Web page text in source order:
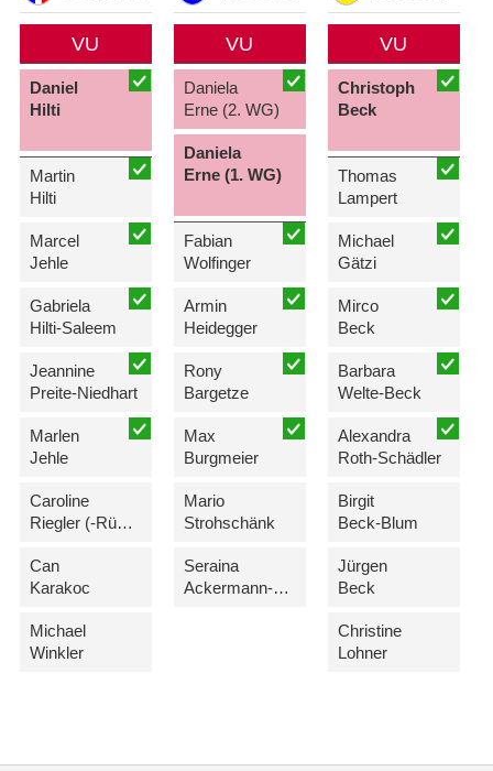
VU
Daniel
Hilti
Martin
Hilti
Marcel
Jehle
Gabriela
Hilti-Saleem
Jeannine
Preite-Niedhart
Marlen
Jehle
Caroline
Riegler (-Rüdisser)
Can
Karakoc
Michael
Winkler
VU
Daniela
Erne (2. WG)
Daniela
Erne (1. WG)
Fabian
Wolfinger
Armin
Heidegger
Rony
Bargetze
Max
Burgmeier
Mario
Strohschänk
Seraina
Ackermann-Forstinger
VU
Christoph
Beck
Thomas
Lampert
Michael
Gätzi
Mirco
Beck
Barbara
Welte-Beck
Alexandra
Roth-Schädler
Birgit
Beck-Blum
Jürgen
Beck
Christine
Lohner